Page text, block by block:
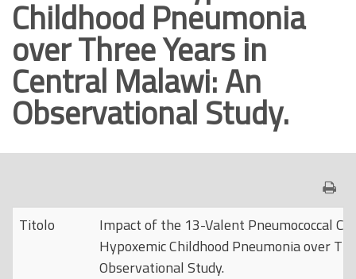
Childhood Pneumonia
over Three Years in
Central Malawi: An
Observational Study.
Titolo
Impact of the 13-Valent Pneumococcal
Hypoxemic Childhood Pneumonia over
Observational Study.